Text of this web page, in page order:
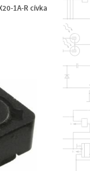
1A-R cívka